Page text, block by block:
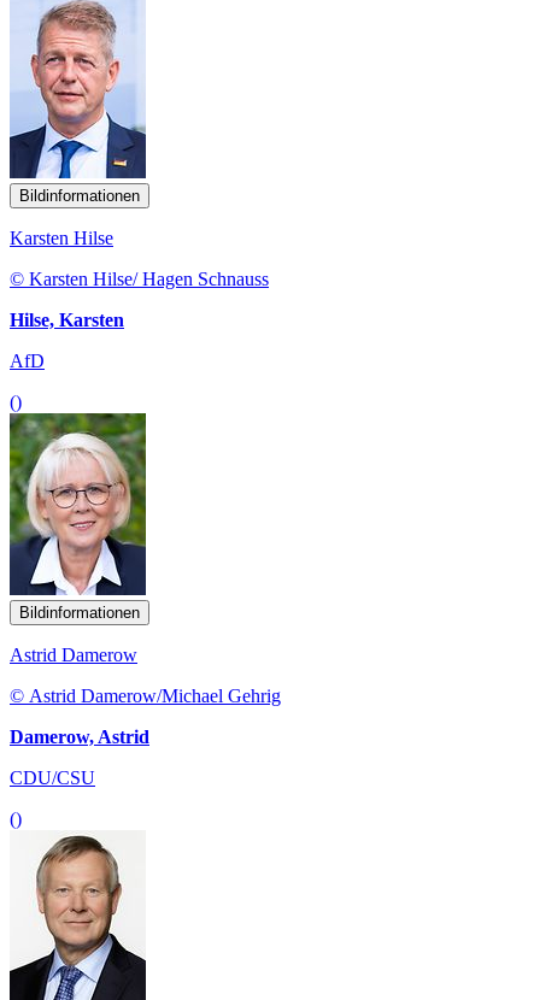
Bildinformationen
Karsten Hilse
© Karsten Hilse/ Hagen Schnauss
Hilse, Karsten
AfD
()
Bildinformationen
Astrid Damerow
© Astrid Damerow/Michael Gehrig
Damerow, Astrid
CDU/CSU
()